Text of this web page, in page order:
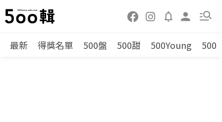
最新 得獎名單 500盤 500甜 500Young 500